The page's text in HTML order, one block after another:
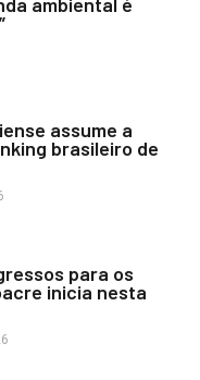
assume a
brasileiro de
para os
inicia nesta